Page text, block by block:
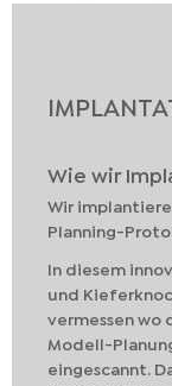
Wie wir
Wir
Planning-
In diesem
und
vermessen wo
Modell-
eingescannt.